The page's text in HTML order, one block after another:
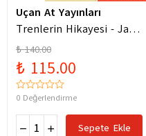
Uçan At Yayınları
Trenlerin Hikayesi - Jane
Bingham
₺ 140.00
₺ 115.00
0 Değerlendirme
Sepete Ekle